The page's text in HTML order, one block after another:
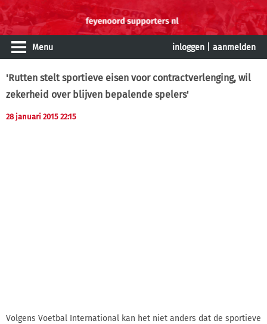
Menu inloggen aanmelden
'Rutten stelt sportieve eisen voor contractverlenging, wil
zekerheid over blijven bepalende spelers'
28 januari 2015 22:15
Volgens Voetbal International kan het niet anders dat de sportieve